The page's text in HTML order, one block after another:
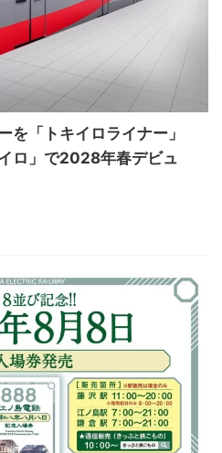
を「トキイロライナー」
ロ」で2028年春デビュ